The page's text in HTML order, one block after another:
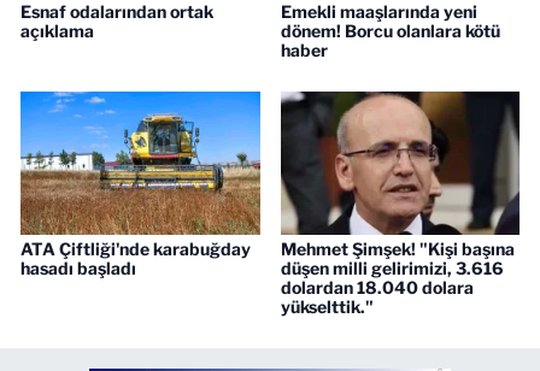
Esnaf odalarından ortak
açıklama
Emekli maaşlarında yeni
dönem! Borcu olanlara kötü
haber
ATA Çiftliği'nde karabuğday
hasadı başladı
Mehmet Şimşek! "Kişi başına
düşen milli gelirimizi, 3.616
dolardan 18.040 dolara
yükselttik."